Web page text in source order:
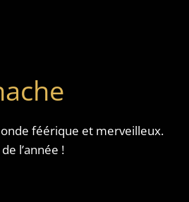
féérique et merveilleux.
l’année !